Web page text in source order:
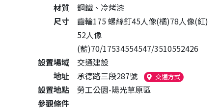
材質
鋼鐵、冷烤漆
尺寸
齒輪175 螺絲釘45人像(橘)78人像(紅)
52人像
(藍)70/17534554547/3510552426
設置場域
交通建設
地址
承德路三段287號 交通方式（另開新視窗
設置地點
勞工公園-陽光草原區
參觀條件